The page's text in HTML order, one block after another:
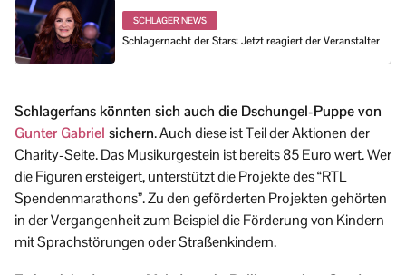
SCHLAGER NEWS
Schlagernacht der Stars: Jetzt reagiert der Veranstalter
Schlagerfans könnten sich auch die Dschungel-Puppe von
Gunter Gabriel sichern. Auch diese ist Teil der Aktionen der
Charity-Seite. Das Musikurgestein ist bereits 85 Euro wert. Wer
die Figuren ersteigert, unterstützt die Projekte des “RTL
Spendenmarathons”. Zu den geförderten Projekten gehörten
in der Vergangenheit zum Beispiel die Förderung von Kindern
mit Sprachstörungen oder Straßenkindern.